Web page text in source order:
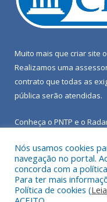
Muito mais que criar site
Realizamos uma
contrato que todas as
pública serão atendidas.
Conheça o PNTP e o
Todos os direitos
Nós usamos cookies
navegação no portal.
concorda com a
Para ter mais
Política de cookies (